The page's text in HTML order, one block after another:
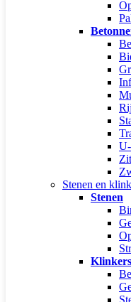
Stenen en
Stenen
Klinkers